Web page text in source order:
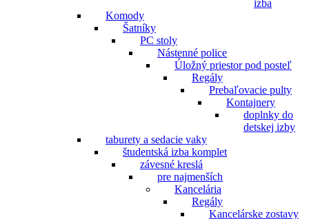
izba
Komody
Šatníky
PC stoly
Nástenné police
Úložný priestor pod posteľ
Regály
Prebaľovacie pulty
Kontajnery
doplnky do
detskej izby
taburety a sedacie vaky
študentská izba komplet
závesné kreslá
pre najmenších
Kancelária
Regály
Kancelárske zostavy